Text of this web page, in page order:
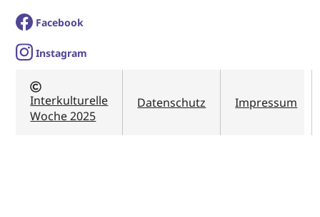
Facebook
Instagram
Interkulturelle
Woche 2025
Datenschutz Impressum